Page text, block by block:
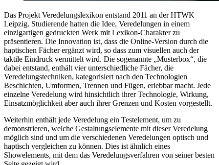
Das Projekt Veredelungslexikon entstand 2011 an der HTWK
Leipzig. Studierende hatten die Idee, Veredelungen in einem
einzigartigen gedruckten Werk mit Lexikon-Charakter zu
präsentieren. Die Innovation ist, dass die Online-Version durch die
haptischen Fächer ergänzt wird, so dass zum visuellen auch der
taktile Eindruck vermittelt wird. Die sogenannte „Musterbox“, die
dabei entstand, enthält vier unterschiedliche Fächer, die
Veredelungstechniken, kategorisiert nach den Technologien
Beschichten, Umformen, Trennen und Fügen, erlebbar macht. Jede
einzelne Veredelung wird hinsichtlich ihrer Technologie, Wirkung,
Einsatzmöglichkeit aber auch ihrer Grenzen und Kosten vorgestellt.
Weiterhin enthält jede Veredelung ein Testelement, um zu
demonstrieren, welche Gestaltungselemente mit dieser Veredelung
möglich sind und um die verschiedenen Veredelungen optisch und
haptisch vergleichen zu können. Dies ist ähnlich eines
Showelements, mit dem das Veredelungsverfahren von seiner besten